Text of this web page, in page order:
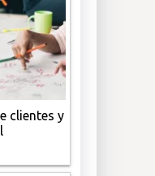
clientes y